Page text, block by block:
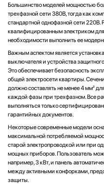
Большинство моделей мощностью
трехфазной сети 380В, тогда как
стандартной однофазной сети 220В.
квалифицированным электриком
необходимости выполнить ее
Важным аспектом является
выключателя и устройства
Это обеспечивает безопасность
общей электросети квартиры.
должно составлять не менее 4 мм²
каждой фазы при трехфазном. Все
выполняться только
гарантийных документов.
Некоторые современные модели
максимальной потребляемой
старой электропроводкой или при
мощных приборов. Пользователь
например, 3 кВт, и панель
между активными конфорками,
защиты.